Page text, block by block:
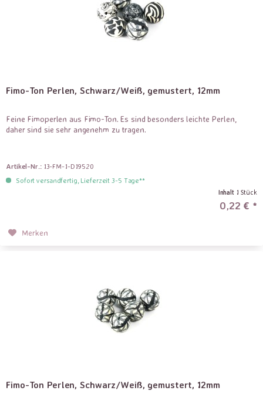
Fimo-Ton Perlen, Schwarz/Weiß, gemustert, 12mm
Feine Fimoperlen aus Fimo-Ton. Es sind besonders leichte Perlen,
daher sind sie sehr angenehm zu tragen.
Artikel-Nr.: 13-FM-1-D19520
Sofort versandfertig, Lieferzeit 3-5 Tage**
Inhalt 1 Stück
0,22 € *
Merken
Fimo-Ton Perlen, Schwarz/Weiß, gemustert, 12mm